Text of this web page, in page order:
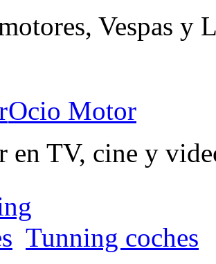
Vespas y
Ocio Motor
en TV, cine y
Tunning coches